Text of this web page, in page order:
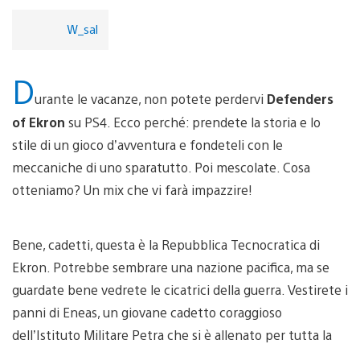
W_sal
Durante le vacanze, non potete perdervi Defenders
of Ekron su PS4. Ecco perché: prendete la storia e lo
stile di un gioco d’avventura e fondeteli con le
meccaniche di uno sparatutto. Poi mescolate. Cosa
otteniamo? Un mix che vi farà impazzire!
Bene, cadetti, questa è la Repubblica Tecnocratica di
Ekron. Potrebbe sembrare una nazione pacifica, ma se
guardate bene vedrete le cicatrici della guerra. Vestirete i
panni di Eneas, un giovane cadetto coraggioso
dell’Istituto Militare Petra che si è allenato per tutta la